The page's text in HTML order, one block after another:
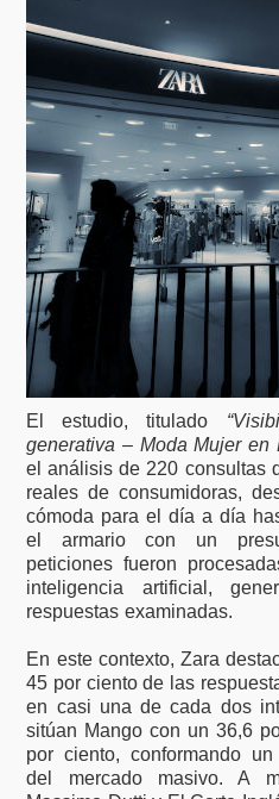
El estudio, titulado
generativa – Moda Mujer en
el análisis de 220 consultas
reales de consumidoras,
cómoda para el día a día
el armario con un
peticiones fueron
inteligencia artificial,
respuestas examinadas.
En este contexto, Zara
45 por ciento de las
en casi una de cada dos
sitúan Mango con un 36,6
por ciento, conformando
del mercado masivo. A